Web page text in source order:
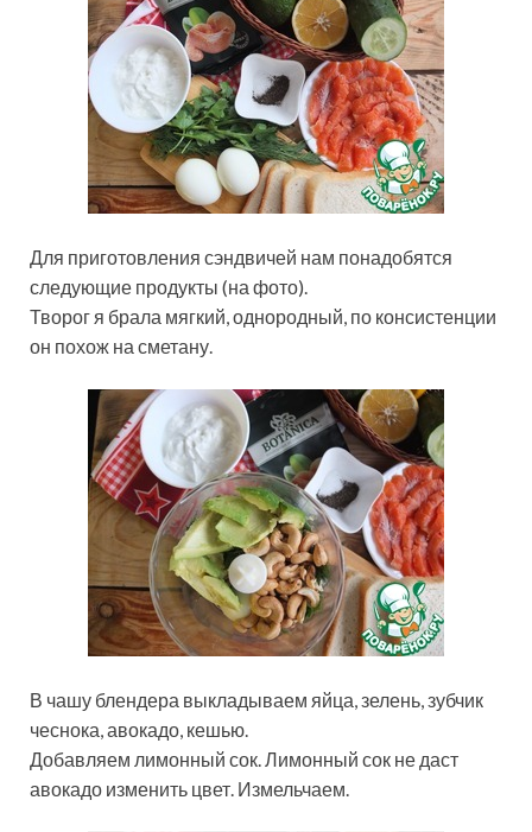
Для приготовления сэндвичей нам понадобятся
следующие продукты (на фото).
Творог я брала мягкий, однородный, по консистенции
он похож на сметану.
В чашу блендера выкладываем яйца, зелень, зубчик
чеснока, авокадо, кешью.
Добавляем лимонный сок. Лимонный сок не даст
авокадо изменить цвет. Измельчаем.